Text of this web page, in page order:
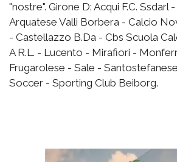
"nostre". Girone D: Acqui F.C. Ssdarl
Arquatese Valli Borbera - Calcio
- Castellazzo B.Da - Cbs Scuola
A R.L. - Lucento - Mirafiori -
Frugarolese - Sale -
Soccer - Sporting Club Beiborg.